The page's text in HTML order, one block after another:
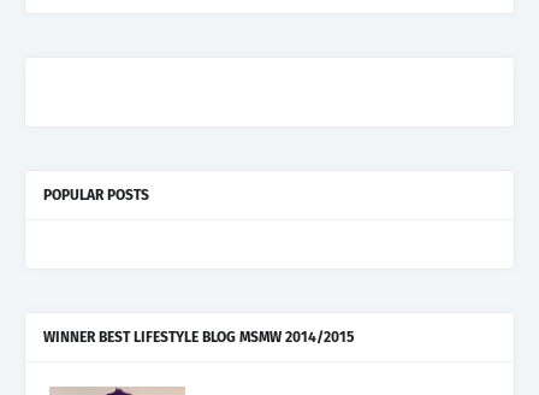
POPULAR POSTS
WINNER BEST LIFESTYLE BLOG MSMW 2014/2015